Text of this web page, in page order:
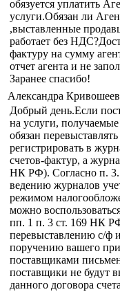
обязуется уплатить
услуги.Обязан ли
,выставленные
работает без
фактуру на сумму
отчет агента и не
Заранее спасибо!
Александра
Добрый день.Если
на услуги,
обязан
регистрировать в
счетов-фактур, а
НК РФ). Согласно п.
ведению журналов
режимом
можно
пп. 1 п. 3 ст. 169 НК
перевыставлению с/ф
поручению вашего
поставщиками
поставщики не будут
данного договора